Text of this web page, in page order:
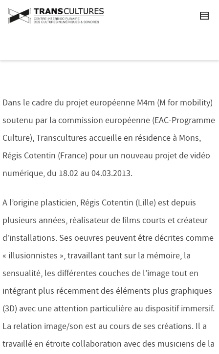
Dans le cadre du projet européenne M4m (M for mobility)
soutenu par la commission européenne (EAC-Programme
Culture), Transcultures accueille en résidence à Mons,
Régis Cotentin (France) pour un nouveau projet de vidéo
numérique, du 18.02 au 04.03.2013.
A l’origine plasticien, Régis Cotentin (Lille) est depuis
plusieurs années, réalisateur de films courts et créateur
d’installations. Ses oeuvres peuvent être décrites comme
« illusionnistes », travaillant tant sur la mémoire, la
sensualité, les différentes couches de l’image tout en
intégrant plus récemment des éléments plus graphiques
(3D) avec une attention particulière au dispositif immersif.
La relation image/son est au cours de ses créations. Il a
travaillé en étroite collaboration avec des musiciens de la